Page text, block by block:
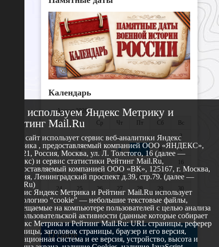
Календарь
«Август 2026 »
Пн
Вт Ср Чт Пт Сб
Вс
1
2
3
4 5 6 7 8
9
10
11 12 13 14 15
16
17
18 19 20 21 22
23
24
25 26 27 28 29
30
31
О сайте
Мы используем Яндекс Метрику и
Рейтинг Mail.Ru
Этот сайт использует сервис веб-аналитики Яндекс
Метрика , предоставляемый компанией ООО «ЯНДЕКС»,
119021, Россия, Москва, ул. Л. Толстого, 16 (далее —
Яндекс) и сервис статистики Рейтинг Mail.Ru,
предоставляемый компанией ООО «ВК», 125167, г. Москва,
Россия, Ленинградский проспект д.39, стр.79. (далее —
Mail.Ru)
Сервис Яндекс Метрика и Рейтинг Mail.Ru использует
технологию “cookie” — небольшие текстовые файлы,
размещаемые на компьютере пользователей с целью анализа
их пользовательской активности (данные которые собирает
Яндекс Метрика и Рейтинг Mail.Ru: URL страницы, реферер
страницы, заголовок страницы, браузер и его версия,
операционная система и ее версия, устройство, высота и